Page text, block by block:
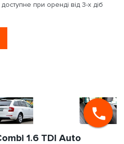
при оренді від 3-х діб